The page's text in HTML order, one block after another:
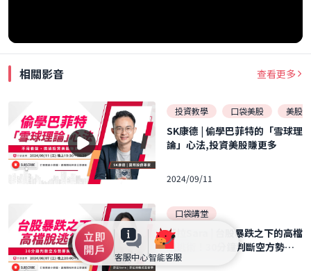
客服中心智能客服
相關影音 查看更多
投資教學 口袋美股 美股
SK康德 | 偷學巴菲特的「雪球理
論」心法,投資美股賺更多
2024/09/11
口袋講堂
莎拉Sara | 台股暴跌之下的高檔
脫逃術！30分鐘判斷空方勢即
將來襲